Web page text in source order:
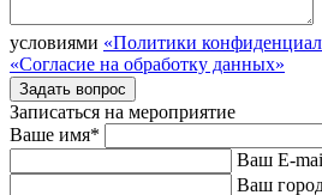
условиями «Политики
«Согласие на обработку данных»
Записаться на мероприятие
Ваше имя*
Ваш E-
Ваш